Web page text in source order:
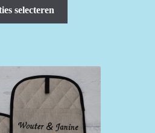
tot
€22.50
selecteren
Deze
optie
kan
gekozen